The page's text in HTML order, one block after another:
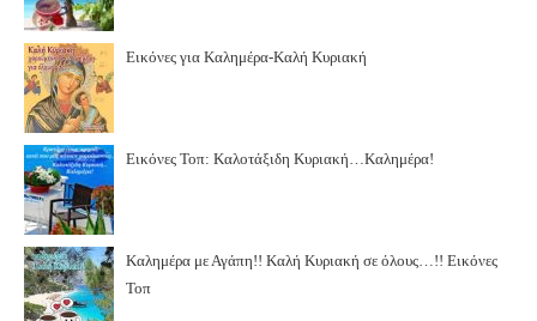
Εικόνες για Καλημέρα-Καλή Κυριακή
Εικόνες Τοπ: Καλοτάξιδη Κυριακή…Καλημέρα!
Καλημέρα με Αγάπη!! Καλή Κυριακή σε όλους…!! Εικόνες
Τοπ